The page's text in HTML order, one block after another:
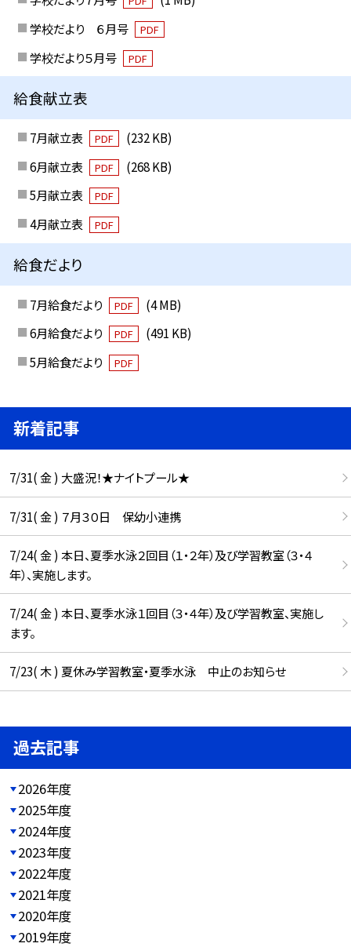
学校だより ６月号
PDF
学校だより５月号 PDF
給食献立表
7月献立表 PDF
(232 KB)
6月献立表
PDF
(268 KB)
5月献立表
PDF
4月献立表 PDF
給食だより
7月給食だより PDF
(4 MB)
6月給食だより
PDF
(491 KB)
5月給食だより
PDF
新着記事
7/31( 金 ) 大盛況！★ナイトプール★
7/31( 金 ) ７月３０日 保幼小連携
7/24( 金 ) 本日、夏季水泳２回目（１・２年）及び学習教室（３・４
年）、実施します。
7/24( 金 ) 本日、夏季水泳１回目（３・４年）及び学習教室、実施し
ます。
7/23( 木 ) 夏休み学習教室・夏季水泳 中止のお知らせ
過去記事
2026年度
2025年度
2024年度
2023年度
2022年度
2021年度
2020年度
2019年度